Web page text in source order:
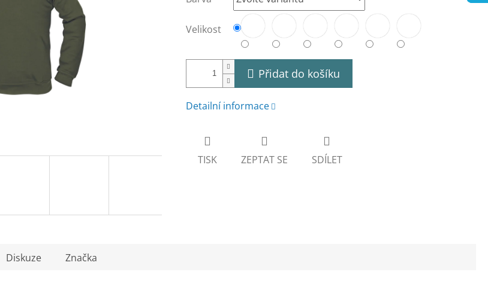
Velikost
Přidat do košíku
Detailní informace
TISK ZEPTAT SE SDÍLET
Diskuze Značka